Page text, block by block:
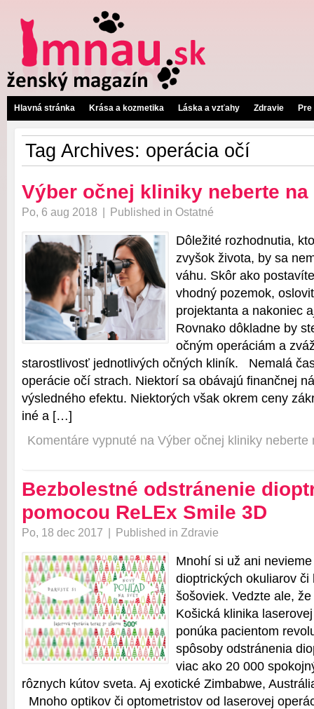
Hlavná stránka Krása a kozmetika Láska a vzťahy Zdravie
Tag Archives: operácia očí
Výber očnej kliniky neberte
Po, 6 aug 2018 | Published in Ostatné
Dôležité rozhodnutia,
zvyšok života, by sa
váhu. Skôr ako
vhodný pozemok,
projektanta a nakoniec
Rovnako dôkladne by
očným operáciám a
starostlivosť jednotlivých očných kliník. Nemalá
operácie očí strach. Niektorí sa obávajú finančnej
výsledného efektu. Niektorých však okrem ceny
iné a […]
Komentáre vypnuté na Výber očnej kliniky neberte
Bezbolestné odstránenie
pomocou ReLEx Smile 3D
Po, 18 dec 2017 | Published in Zdravie
Mnohí si už ani
dioptrických okuliarov či
šošoviek. Vedzte ale,
Košická klinika
ponúka pacientom
spôsoby odstránenia
viac ako 20 000
rôznych kútov sveta. Aj exotické Zimbabwe,
Mnoho optikov či optometristov od laserovej